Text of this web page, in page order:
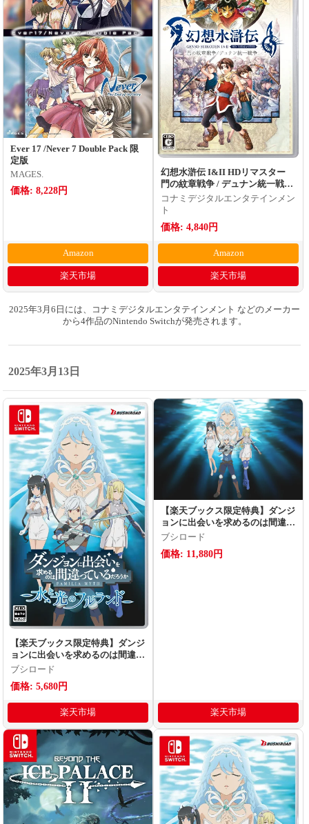
Ever 17 /Never 7 Double Pack 限
定版
MAGES.
価格: 8,228円
Amazon
楽天市場
幻想水滸伝 I&II HDリマスター
門の紋章戦争 / デュナン統一戦争
Switch版
コナミデジタルエンタテインメン
ト
価格: 4,840円
Amazon
楽天市場
2025年3月6日には、コナミデジタルエンタテインメント などのメーカー
から4作品のNintendo Switchが発売されます。
2025年3月13日
【楽天ブックス限定特典】ダンジ
ョンに出会いを求めるのは間違っ
ているだろうか 水と光のフルラ
ホルダー2個セット(ヘスティア＆
アイズ、ディーネ＆ベル))
ブシロード
価格: 5,680円
楽天市場
【楽天ブックス限定特典】ダンジ
ョンに出会いを求めるのは間違っ
ているだろうか 水と光のフルラ
ホルダー2個セット(ヘスティア＆
ブシロード
価格: 11,880円
楽天市場